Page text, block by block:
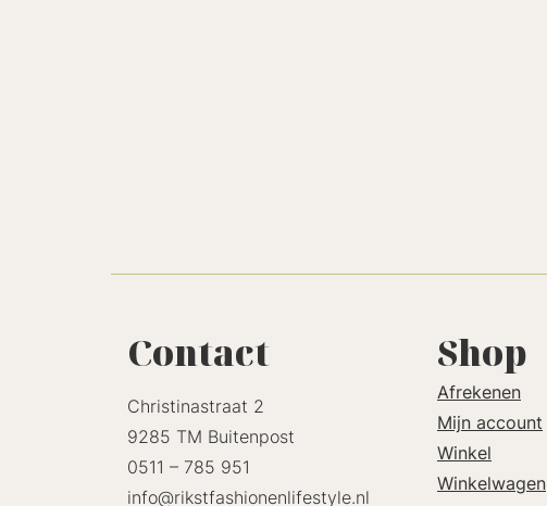
Contact
Christinastraat 2
9285 TM Buitenpost
0511 – 785 951
info@rikstfashionenlifestyle.nl
Shop
Afrekenen
Mijn account
Winkel
Winkelwagen